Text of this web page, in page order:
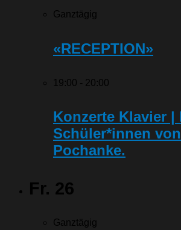
Ganztägig
«RECEPTION»
19:00 - 20:00
Konzerte Klavier |
Schüler*innen
Pochanke.
Fr. 26
Ganztägig